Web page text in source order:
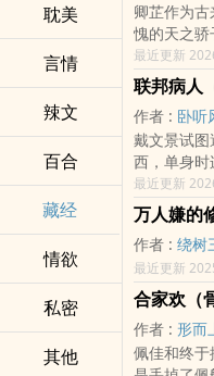
耽美
言情
辣文
百合
藏经
情欲
私密
其他
卿芷作为
愧的天之骄
陌生的少女
是不是最下
川，年上
题后有括号
有，都女的
攻德(重点
囊，有b，
最近更新
联邦病人
作者 : 卧听
戴文景试
西，单身时
他虽然喝酒
质的杜松
手，他只
妙滋味。??
笼罩着死亡
人把抑制
散，萎靡
理
最近更新
万人嫌的
作者 : 绕树
最近更新
合家欢（
作者 : 形而
佩佳和终